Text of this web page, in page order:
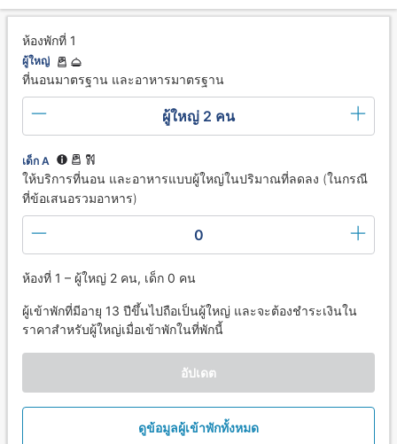
ห้องพักที่ 1
ผู้ใหญ่
ที่นอนมาตรฐาน และอาหารมาตรฐาน
ผู้ใหญ่ 2 คน
เด็ก A
ให้บริการที่นอน และอาหารแบบผู้ใหญ่ในปริมาณที่ลดลง (ในกรณี
ที่ข้อเสนอรวมอาหาร)
0
ห้องที่ 1 – ผู้ใหญ่ 2 คน, เด็ก 0 คน
ผู้เข้าพักที่มีอายุ 13 ปีขึ้นไปถือเป็นผู้ใหญ่ และจะต้องชำระเงินใน
ราคาสำหรับผู้ใหญ่เมื่อเข้าพักในที่พักนี้
อัปเดต
ดูข้อมูลผู้เข้าพักทั้งหมด